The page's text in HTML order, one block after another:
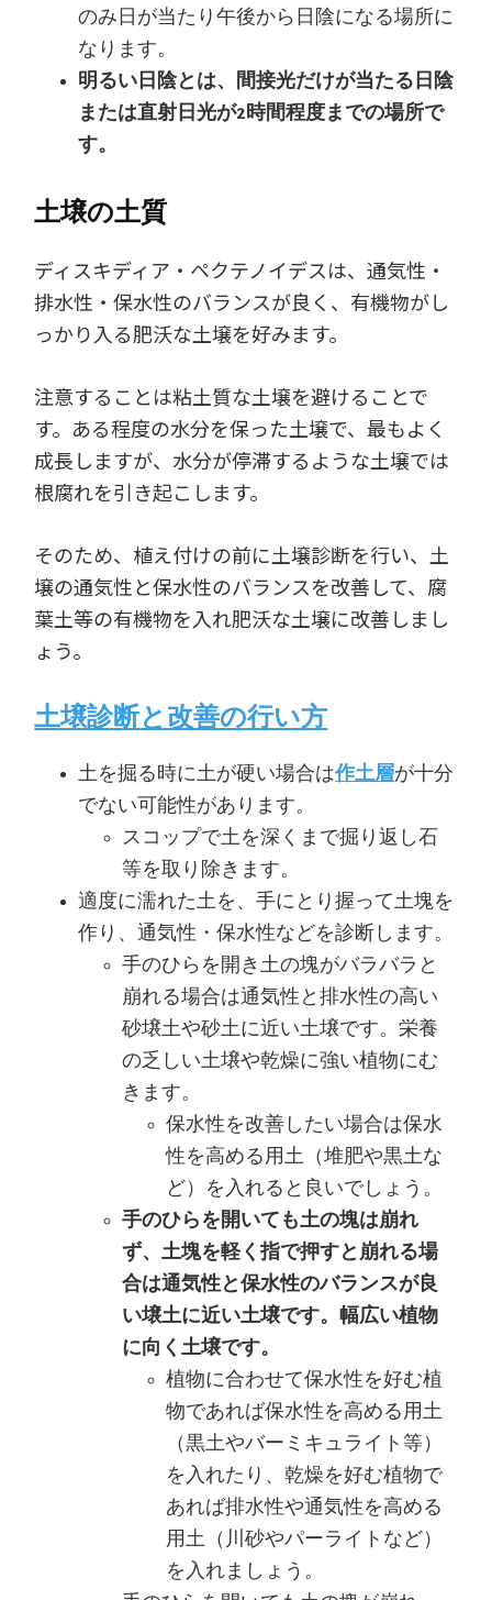
のみ日が当たり午後から日陰になる場所に
なります。
明るい日陰とは、間接光だけが当たる日陰
または直射日光が2時間程度までの場所で
す。
土壌の土質
ディスキディア・ペクテノイデスは、通気性・
排水性・保水性のバランスが良く、有機物がし
っかり入る肥沃な土壌を好みます。
注意することは粘土質な土壌を避けることで
す。ある程度の水分を保った土壌で、最もよく
成長しますが、水分が停滞するような土壌では
根腐れを引き起こします。
そのため、植え付けの前に土壌診断を行い、土
壌の通気性と保水性のバランスを改善して、腐
葉土等の有機物を入れ肥沃な土壌に改善しまし
ょう。
土壌診断と改善の行い方
土を掘る時に土が硬い場合は作土層が十分
でない可能性があります。
スコップで土を深くまで掘り返し石
等を取り除きます。
適度に濡れた土を、手にとり握って土塊を
作り、通気性・保水性などを診断します。
手のひらを開き土の塊がバラバラと
崩れる場合は通気性と排水性の高い
砂壌土や砂土に近い土壌です。栄養
の乏しい土壌や乾燥に強い植物にむ
きます。
保水性を改善したい場合は保水
性を高める用土（堆肥や黒土な
ど）を入れると良いでしょう。
手のひらを開いても土の塊は崩れ
ず、土塊を軽く指で押すと崩れる場
合は通気性と保水性のバランスが良
い壌土に近い土壌です。幅広い植物
に向く土壌です。
植物に合わせて保水性を好む植
物であれば保水性を高める用土
（黒土やバーミキュライト等）
を入れたり、乾燥を好む植物で
あれば排水性や通気性を高める
用土（川砂やパーライトなど）
を入れましょう。